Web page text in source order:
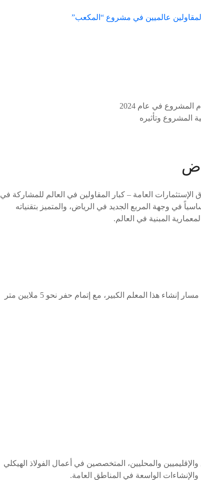
المشروع في عام 2024
المشروع وتأثيره
العامة – كبار المقاولين في العالم للمشاركة في
في وجهة المربع الجديد في الرياض، والمتميز بتقنياته
المبنية في العالم.
وتتوقع الشركة أن يكون العام 2024 مليئاً بالإنجازات في مسار إنشاء هذا المعلم الكبير، مع إتمام حفر نحو 5 ملايين متر
والمحليين، المتخصصين في أعمال الفولاذ الهيكلي
الواسعة في المناطق العامة.